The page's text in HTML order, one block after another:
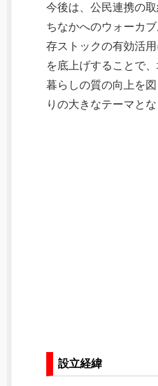
今後は、公民連携の
ちなかへのウォーカ
存ストックの有効活
を底上げすることで
暮らしの質の向上を
りの大きなテーマとな
設立経緯